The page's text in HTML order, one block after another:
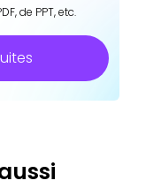
de PPT, etc.